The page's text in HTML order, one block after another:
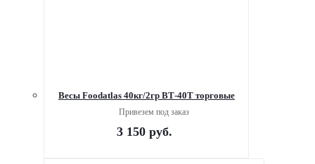
Весы Foodatlas 40кг/2гр ВТ-40Т торговые
Привезем под заказ
3 150руб.